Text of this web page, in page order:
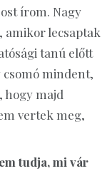
írom. Nagy
amikor lecsaptak
tanú előtt
mindent,
hogy majd
vertek meg,
tudja, mi vár